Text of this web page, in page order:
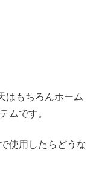
はもちろんホーム
ムです。
使用したらどうな